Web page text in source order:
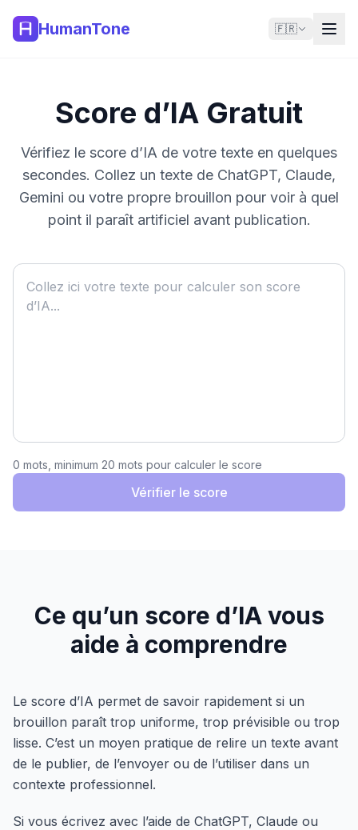
HumanTone 🇫🇷
Score d’IA Gratuit
Vérifiez le score d’IA de votre texte en quelques
secondes. Collez un texte de ChatGPT, Claude,
Gemini ou votre propre brouillon pour voir à quel
point il paraît artificiel avant publication.
0 mots, minimum 20 mots pour calculer le score
Vérifier le score
Ce qu’un score d’IA vous
aide à comprendre
Le score d’IA permet de savoir rapidement si un
brouillon paraît trop uniforme, trop prévisible ou trop
lisse. C’est un moyen pratique de relire un texte avant
de le publier, de l’envoyer ou de l’utiliser dans un
contexte professionnel.
Si vous écrivez avec l’aide de ChatGPT, Claude ou